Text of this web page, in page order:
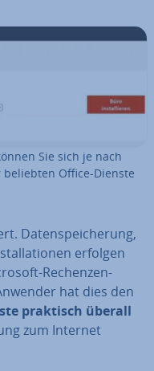
Sie sich je nach
Office-Dienste
Da­ten­spei­che­rung,
erfolgen
Re­chen­zen­
hat dies den
praktisch überall
zum Internet